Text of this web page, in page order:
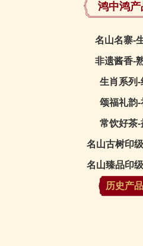
鸿中鸿产
名山名寨-
非遗酱香-
生肖系列-
颂福礼韵-
常饮好茶-
名山古树印
名山臻品印
历史产品